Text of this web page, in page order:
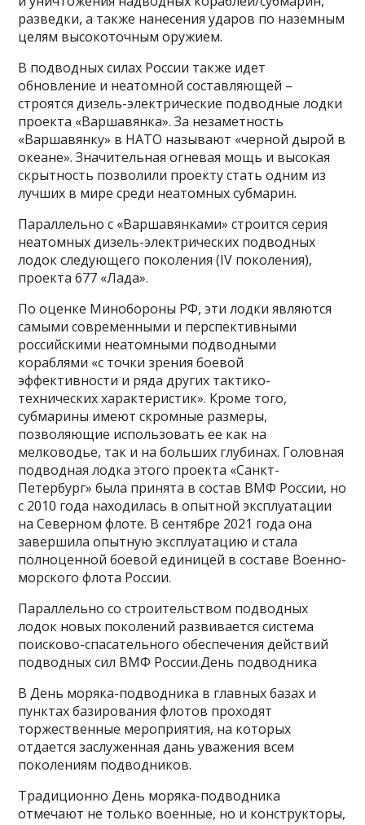
разведки, а также нанесения ударов по наземным
целям высокоточным оружием.
В подводных силах России также идет
обновление и неатомной составляющей –
строятся дизель-электрические подводные лодки
проекта «Варшавянка». За незаметность
«Варшавянку» в НАТО называют «черной дырой в
океане». Значительная огневая мощь и высокая
скрытность позволили проекту стать одним из
лучших в мире среди неатомных субмарин.
Параллельно с «Варшавянками» строится серия
неатомных дизель-электрических подводных
лодок следующего поколения (IV поколения),
проекта 677 «Лада».
По оценке Минобороны РФ, эти лодки являются
самыми современными и перспективными
российскими неатомными подводными
кораблями «с точки зрения боевой
эффективности и ряда других тактико-
технических характеристик». Кроме того,
субмарины имеют скромные размеры,
позволяющие использовать ее как на
мелководье, так и на больших глубинах. Головная
подводная лодка этого проекта «Санкт-
Петербург» была принята в состав ВМФ России, но
с 2010 года находилась в опытной эксплуатации
на Северном флоте. В сентябре 2021 года она
завершила опытную эксплуатацию и стала
полноценной боевой единицей в составе Военно-
морского флота России.
Параллельно со строительством подводных
лодок новых поколений развивается система
поисково-спасательного обеспечения действий
подводных сил ВМФ России.День подводника
В День моряка-подводника в главных базах и
пунктах базирования флотов проходят
торжественные мероприятия, на которых
отдается заслуженная дань уважения всем
поколениям подводников.
Традиционно День моряка-подводника
отмечают не только военные, но и конструкторы,